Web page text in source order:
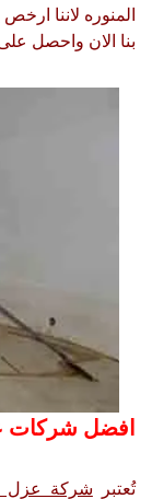
المنوره لاننا ارخص
بنا الان واحصل
افضل شركات
تُعتبر شركة عزل